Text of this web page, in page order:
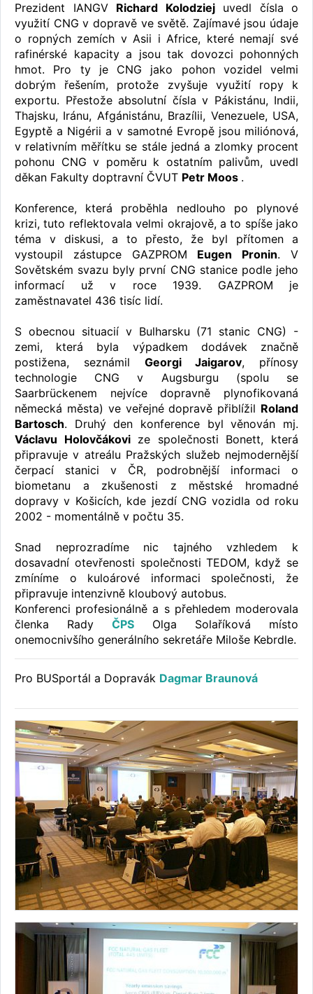
Prezident IANGV Richard Kolodziejuvedl čísla o
využití CNG v dopravě ve světě. Zajímavé jsou údaje
o ropných zemích v Asii i Africe, které nemají své
rafinérské kapacity a jsou tak dovozci pohonných
hmot. Pro ty je CNG jako pohon vozidel velmi
dobrým řešením, protože zvyšuje využití ropy k
exportu. Přestože absolutní čísla v Pákistánu, Indii,
Thajsku, Iránu, Afgánistánu, Brazílii, Venezuele, USA,
Egyptě a Nigérii a v samotné Evropě jsou miliónová,
v relativním měřítku se stále jedná a zlomky procent
pohonu CNG v poměru k ostatním palivům, uvedl
děkan Fakulty doptravní ČVUT Petr Moos .
Konference, která proběhla nedlouho po plynové
krizi, tuto reflektovala velmi okrajově, a to spíše jako
téma v diskusi, a to přesto, že byl přítomen a
vystoupil zástupce GAZPROM Eugen Pronin. V
Sovětském svazu byly první CNG stanice podle jeho
informací už v roce 1939. GAZPROM je
zaměstnavatel 436 tisíc lidí.
S obecnou situacií v Bulharsku (71 stanic CNG) -
zemi, která byla výpadkem dodávek značně
postižena, seznámil Georgi Jaigarov, přínosy
technologie CNG v Augsburgu (spolu se
Saarbrückenem nejvíce dopravně plynofikovaná
německá města) ve veřejné dopravě přiblížil Roland
Bartosch. Druhý den konference byl věnován mj.
Václavu Holovčákovize společnosti Bonett, která
připravuje v atreálu Pražských služeb nejmodernější
čerpací stanici v ČR, podrobnější informaci o
biometanu a zkušenosti z městské hromadné
dopravy v Košicích, kde jezdí CNG vozidla od roku
2002 - momentálně v počtu 35.
Snad neprozradíme nic tajného vzhledem k
dosavadní otevřenosti společnosti TEDOM, když se
zmíníme o kuloárové informaci společnosti, že
připravuje intenzivně kloubový autobus.
Konferenci profesionálně a s přehledem moderovala
členka Rady ČPS Olga Solaříková místo
onemocnivšího generálního sekretáře Miloše Kebrdle.
Pro BUSportál a Dopravák Dagmar Braunová